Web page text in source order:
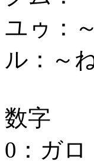
ユゥ：
ル： ～
数字
0：ガロ